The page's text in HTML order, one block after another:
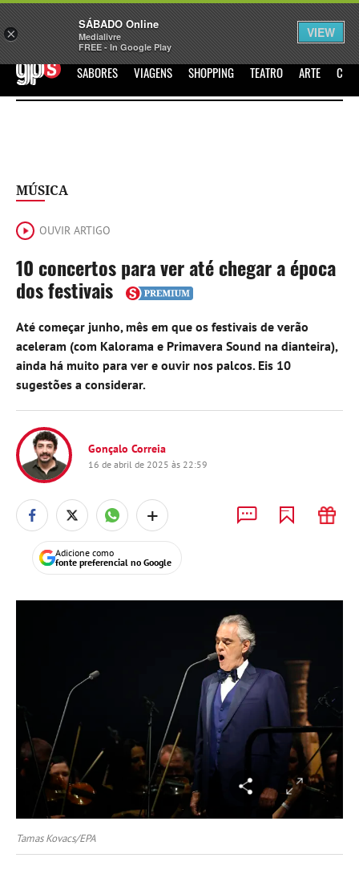
Sábado Assine Iniciar Sessão
GPS SABORES VIAGENS SHOPPING TEATRO ARTE
MÚSICA
OUVIR ARTIGO
10 concertos para ver até chegar a época
dos festivais
Até começar junho, mês em que os festivais de verão
aceleram (com Kalorama e Primavera Sound na dianteira),
ainda há muito para ver e ouvir nos palcos. Eis 10
sugestões a considerar.
Gonçalo Correia
16 de abril de 2025 às 22:59
+
Adicione como
fonte preferencial no Google
Tamas Kovacs/EPA
×
SÁBADO Online
Medialivre
FREE - In Google Play
VIEW